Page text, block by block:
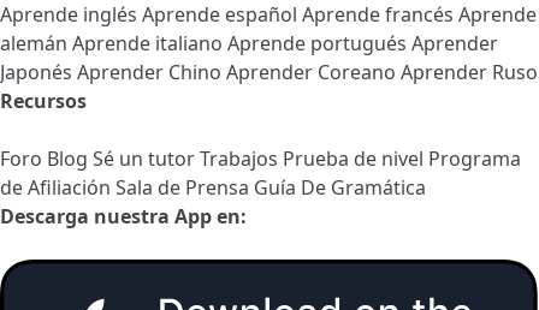
Aprende inglés Aprende español Aprende francés Aprende
alemán Aprende italiano Aprende portugués Aprender
Japonés Aprender Chino Aprender Coreano Aprender Ruso
Recursos
Foro Blog Sé un tutorTrabajos Prueba de nivel Programa
de Afiliación Sala de Prensa Guía De Gramática
Descarga nuestra App en: